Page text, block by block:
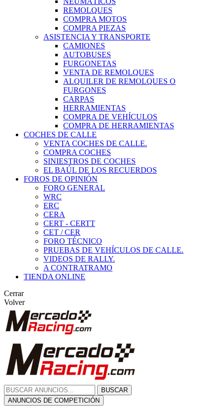
REMOLQUES
COMPRA MOTOS
COMPRA PIEZAS
ASISTENCIA Y TRANSPORTE
CAMIONES
AUTOBUSES
FURGONETAS
VENTA DE REMOLQUES
ALQUILER DE REMOLQUES O
FURGONES
CARPAS
HERRAMIENTAS
COMPRA DE VEHÍCULOS
COMPRA DE HERRAMIENTAS
COCHES DE CALLE
VENTA COCHES DE CALLE.
COMPRA COCHES
SINIESTROS DE COCHES
EL BAÚL DE LOS RECUERDOS
FOROS DE OPINIÓN
FORO GENERAL
WRC
ERC
CERA
CERT - CERTT
CET / CER
FORO TÉCNICO
PRUEBAS DE VEHÍCULOS DE CALLE.
VIDEOS DE RALLY.
A CONTRATRAMO
TIENDA ONLINE
Cerrar
Volver
BUSCAR
ANUNCIOS DE COMPETICIÓN